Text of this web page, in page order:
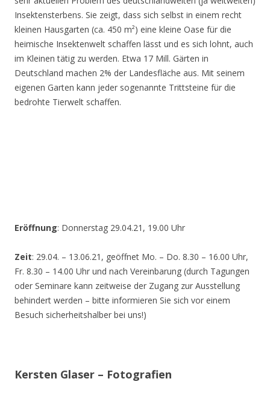
Insektensterbens. Sie zeigt, dass sich selbst in einem recht
kleinen Hausgarten (ca. 450 m²) eine kleine Oase für die
heimische Insektenwelt schaffen lässt und es sich lohnt, auch
im Kleinen tätig zu werden. Etwa 17 Mill. Gärten in
Deutschland machen 2% der Landesfläche aus. Mit seinem
eigenen Garten kann jeder sogenannte Trittsteine für die
bedrohte Tierwelt schaffen.
Eröffnung: Donnerstag 29.04.21, 19.00 Uhr
Zeit: 29.04. – 13.06.21, geöffnet Mo. – Do. 8.30 – 16.00 Uhr,
Fr. 8.30 – 14.00 Uhr und nach Vereinbarung (durch Tagungen
oder Seminare kann zeitweise der Zugang zur Ausstellung
behindert werden – bitte informieren Sie sich vor einem
Besuch sicherheitshalber bei uns!)
Kersten Glaser – Fotografien